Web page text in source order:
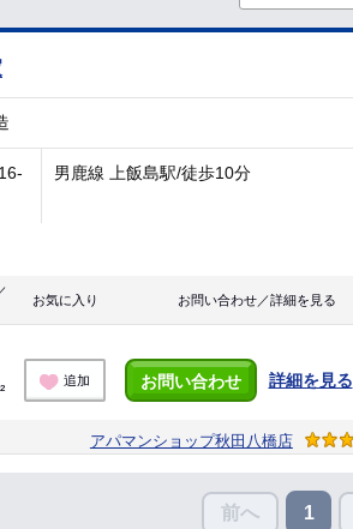
男鹿線 上飯島駅/徒歩10分
お気に入り お問い合わせ／詳細を見る
追加 お問い合わせ 詳細を見る
アパマンショップ秋田八橋店
前へ 1